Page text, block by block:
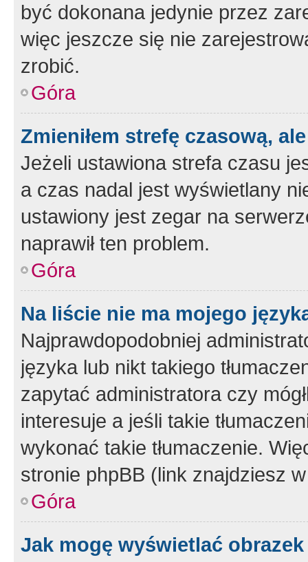
być dokonana jedynie przez
więc jeszcze się nie
zrobić.
Góra
Zmieniłem strefę czasową,
Jeżeli ustawiona strefa czasu
a czas nadal jest wyświetlany
ustawiony jest zegar na
naprawił ten problem.
Góra
Na liście nie ma mojego
Najprawdopodobniej
języka lub nikt takiego
zapytać administratora czy
interesuje a jeśli takie
wykonać takie tłumaczenie.
stronie phpBB (link znajdziesz
Góra
Jak mogę wyświetlać